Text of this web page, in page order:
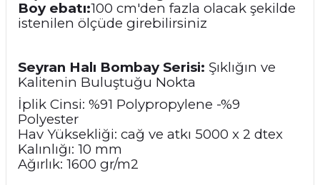
Boy ebatı:100 cm'den fazla olacak şekilde
istenilen ölçüde girebilirsiniz
Seyran Halı Bombay Serisi: Şıklığın ve
Kalitenin Buluştuğu Nokta
İplik Cinsi: %91 Polypropylene -%9
Polyester
Hav Yüksekliği: cağ ve atkı 5000 x 2 dtex
Kalınlığı: 10 mm
Ağırlık: 1600 gr/m2